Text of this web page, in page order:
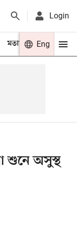
Login
মতামত খেলা
Eng
শুনে অসুস্থ